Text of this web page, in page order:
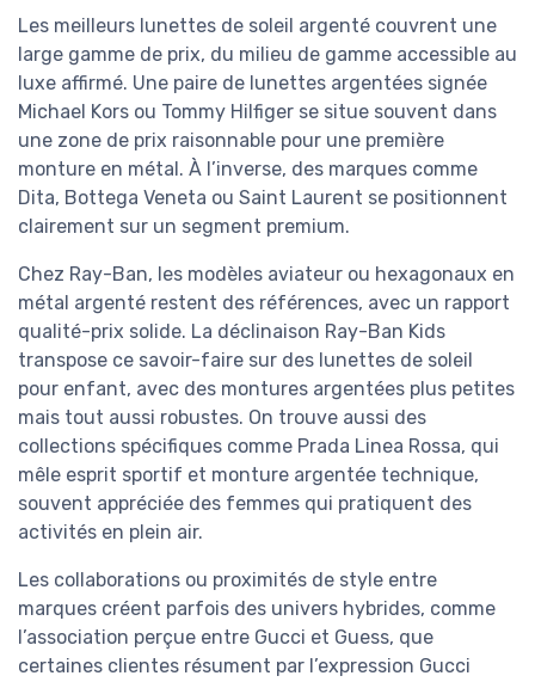
Les meilleurs lunettes de soleil argenté couvrent une
large gamme de prix, du milieu de gamme accessible au
luxe affirmé. Une paire de lunettes argentées signée
Michael Kors ou Tommy Hilfiger se situe souvent dans
une zone de prix raisonnable pour une première
monture en métal. À l’inverse, des marques comme
Dita, Bottega Veneta ou Saint Laurent se positionnent
clairement sur un segment premium.
Chez Ray-Ban, les modèles aviateur ou hexagonaux en
métal argenté restent des références, avec un rapport
qualité-prix solide. La déclinaison Ray-Ban Kids
transpose ce savoir-faire sur des lunettes de soleil
pour enfant, avec des montures argentées plus petites
mais tout aussi robustes. On trouve aussi des
collections spécifiques comme Prada Linea Rossa, qui
mêle esprit sportif et monture argentée technique,
souvent appréciée des femmes qui pratiquent des
activités en plein air.
Les collaborations ou proximités de style entre
marques créent parfois des univers hybrides, comme
l’association perçue entre Gucci et Guess, que
certaines clientes résument par l’expression Gucci